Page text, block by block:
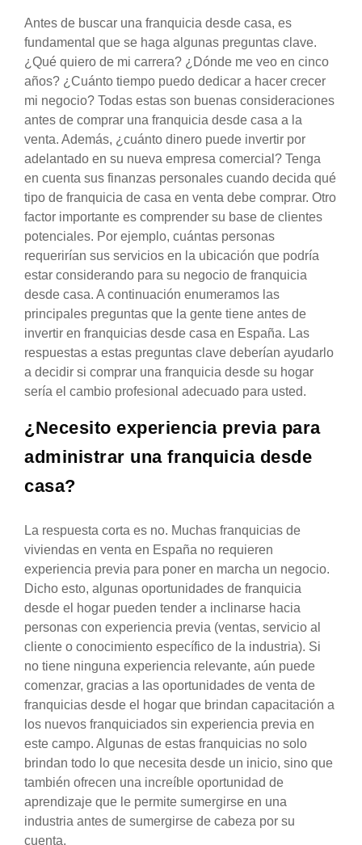
Antes de buscar una franquicia desde casa, es
fundamental que se haga algunas preguntas clave.
¿Qué quiero de mi carrera? ¿Dónde me veo en cinco
años? ¿Cuánto tiempo puedo dedicar a hacer crecer
mi negocio? Todas estas son buenas consideraciones
antes de comprar una franquicia desde casa a la
venta. Además, ¿cuánto dinero puede invertir por
adelantado en su nueva empresa comercial? Tenga
en cuenta sus finanzas personales cuando decida qué
tipo de franquicia de casa en venta debe comprar. Otro
factor importante es comprender su base de clientes
potenciales. Por ejemplo, cuántas personas
requerirían sus servicios en la ubicación que podría
estar considerando para su negocio de franquicia
desde casa. A continuación enumeramos las
principales preguntas que la gente tiene antes de
invertir en franquicias desde casa en España. Las
respuestas a estas preguntas clave deberían ayudarlo
a decidir si comprar una franquicia desde su hogar
sería el cambio profesional adecuado para usted.
¿Necesito experiencia previa para
administrar una franquicia desde
casa?
La respuesta corta es no. Muchas franquicias de
viviendas en venta en España no requieren
experiencia previa para poner en marcha un negocio.
Dicho esto, algunas oportunidades de franquicia
desde el hogar pueden tender a inclinarse hacia
personas con experiencia previa (ventas, servicio al
cliente o conocimiento específico de la industria). Si
no tiene ninguna experiencia relevante, aún puede
comenzar, gracias a las oportunidades de venta de
franquicias desde el hogar que brindan capacitación a
los nuevos franquiciados sin experiencia previa en
este campo. Algunas de estas franquicias no solo
brindan todo lo que necesita desde un inicio, sino que
también ofrecen una increíble oportunidad de
aprendizaje que le permite sumergirse en una
industria antes de sumergirse de cabeza por su
cuenta.